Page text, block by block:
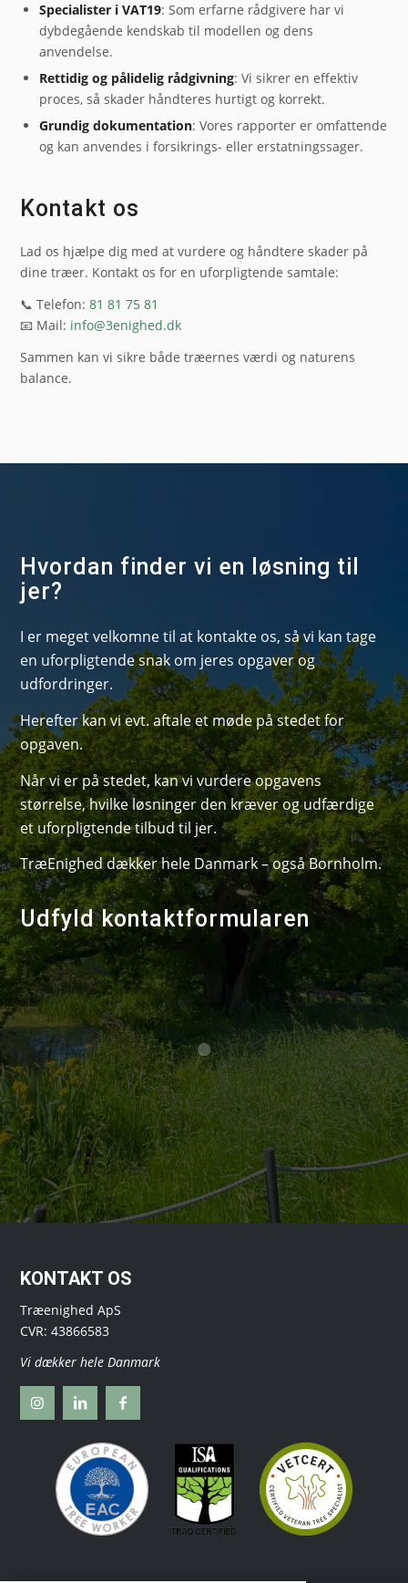
Specialister i VAT19: Som erfarne rådgivere har vi
dybdegående kendskab til modellen og dens
anvendelse.
Rettidig og pålidelig rådgivning: Vi sikrer en effektiv
proces, så skader håndteres hurtigt og korrekt.
Grundig dokumentation: Vores rapporter er omfattende
og kan anvendes i forsikrings- eller erstatningssager.
Kontakt os
Lad os hjælpe dig med at vurdere og håndtere skader på
dine træer. Kontakt os for en uforpligtende samtale:
📞 Telefon:81 81 75 81
📧 Mail: info@3enighed.dk
Sammen kan vi sikre både træernes værdi og naturens
balance.
Hvordan finder vi en løsning til
jer?
I er meget velkomne til at kontakte os, så vi kan tage
en uforpligtende snak om jeres opgaver og
udfordringer.
Herefter kan vi evt. aftale et møde på stedet for
opgaven.
Når vi er på stedet, kan vi vurdere opgavens
størrelse, hvilke løsninger den kræver og udfærdige
et uforpligtende tilbud til jer.
TræEnighed dækker hele Danmark – også Bornholm.
Udfyld kontaktformularen
KONTAKT OS
Træenighed ApS
CVR: 43866583
Vi dækker hele Danmark